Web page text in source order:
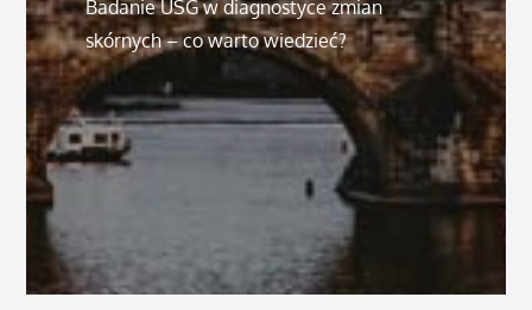
Badanie USG w diagnostyce zmian
skórnych – co warto wiedzieć?